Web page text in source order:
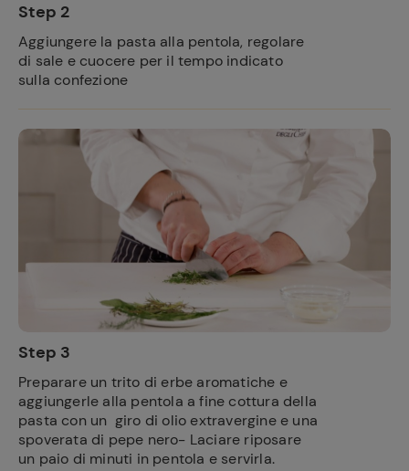
Step 2
Aggiungere la pasta alla pentola, regolare
di sale e cuocere per il tempo indicato
sulla confezione
Step 3
Preparare un trito di erbe aromatiche e
aggiungerle alla pentola a fine cottura della
pasta con un giro di olio extravergine e una
spoverata di pepe nero- Laciare riposare
un paio di minuti in pentola e servirla.